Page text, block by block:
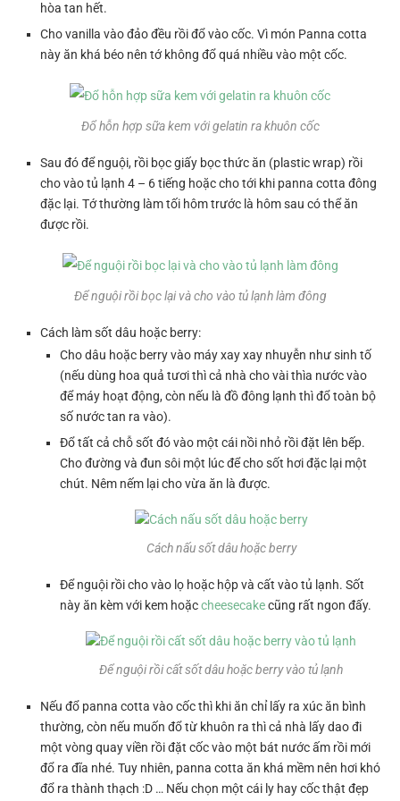
hòa tan hết.
Cho vanilla vào đảo đều rồi đổ vào cốc. Vì món Panna cotta
này ăn khá béo nên tớ không đổ quá nhiều vào một cốc.
Đổ hỗn hợp sữa kem với gelatin ra khuôn cốc
Sau đó để nguội, rồi bọc giấy bọc thức ăn (plastic wrap) rồi
cho vào tủ lạnh 4 – 6 tiếng hoặc cho tới khi panna cotta đông
đặc lại. Tớ thường làm tối hôm trước là hôm sau có thể ăn
được rồi.
Để nguội rồi bọc lại và cho vào tủ lạnh làm đông
Cách làm sốt dâu hoặc berry:
Cho dâu hoặc berry vào máy xay xay nhuyễn như sinh tố
(nếu dùng hoa quả tươi thì cả nhà cho vài thìa nước vào
để máy hoạt động, còn nếu là đồ đông lạnh thì đổ toàn bộ
số nước tan ra vào).
Đổ tất cả chỗ sốt đó vào một cái nồi nhỏ rồi đặt lên bếp.
Cho đường và đun sôi một lúc để cho sốt hơi đặc lại một
chút. Nêm nếm lại cho vừa ăn là được.
Cách nấu sốt dâu hoặc berry
Để nguội rồi cho vào lọ hoặc hộp và cất vào tủ lạnh. Sốt
này ăn kèm với kem hoặccheesecakecũng rất ngon đấy.
Để nguội rồi cất sốt dâu hoặc berry vào tủ lạnh
Nếu đổ panna cotta vào cốc thì khi ăn chỉ lấy ra xúc ăn bình
thường, còn nếu muốn đổ từ khuôn ra thì cả nhà lấy dao đi
một vòng quay viền rồi đặt cốc vào một bát nước ấm rồi mới
đổ ra đĩa nhé. Tuy nhiên, panna cotta ăn khá mềm nên hơi khó
đổ ra thành thạch :D … Nếu chọn một cái ly hay cốc thật đẹp